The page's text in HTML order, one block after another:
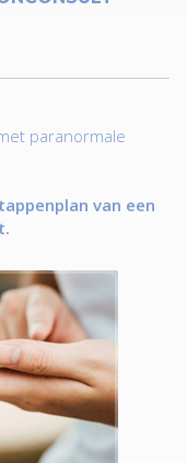
paranormale
van een